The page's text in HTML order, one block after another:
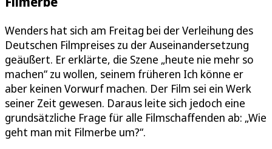
Wenders hat sich am Freitag bei der Verleihung des
Deutschen Filmpreises zu der Auseinandersetzung
geäußert. Er erklärte, die Szene „heute nie mehr so
machen“ zu wollen, seinem früheren Ich könne er
aber keinen Vorwurf machen. Der Film sei ein Werk
seiner Zeit gewesen. Daraus leite sich jedoch eine
grundsätzliche Frage für alle Filmschaffenden ab: „Wie
geht man mit Filmerbe um?“.